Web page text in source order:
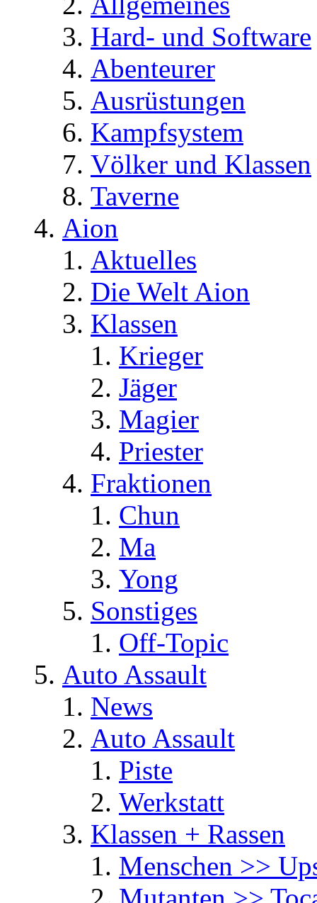
Hard- und Software
Abenteurer
Ausrüstungen
Kampfsystem
Völker und Klassen
Taverne
Aion
Aktuelles
Die Welt Aion
Klassen
Krieger
Jäger
Magier
Priester
Fraktionen
Chun
Ma
Yong
Sonstiges
Off-Topic
Auto Assault
News
Auto Assault
Piste
Werkstatt
Klassen + Rassen
Menschen >>